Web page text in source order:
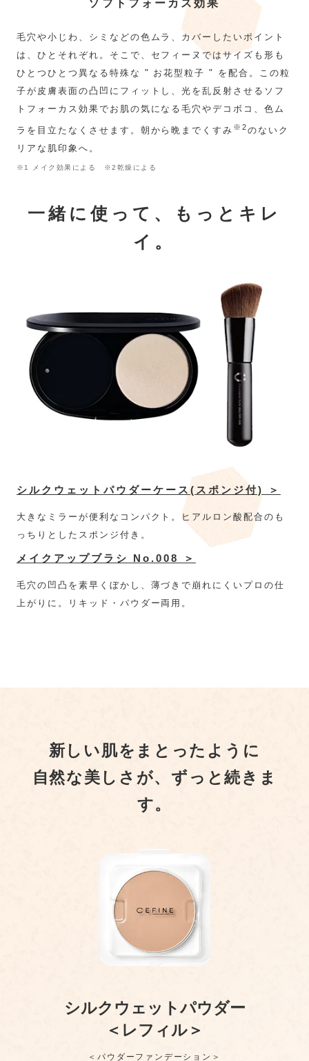
ソフトフォーカス効果
毛穴や小じわ、シミなどの色ムラ、カバーしたいポイント
は、ひとそれぞれ。そこで、セフィーヌではサイズも形も
ひとつひとつ異なる特殊な " お花型粒子 " を配合。この粒
子が皮膚表面の凸凹にフィットし、光を乱反射させるソフ
トフォーカス効果でお肌の気になる毛穴やデコボコ、色ム
ラを目立たなくさせます。朝から晩までくすみ ※2のないク
リアな肌印象へ。
※1 メイク効果による ※2乾燥による
一緒に使って、もっとキレ
イ。
シルクウェットパウダーケース(スポンジ付) ＞
大きなミラーが便利なコンパクト。ヒアルロン酸配合のも
っちりとしたスポンジ付き。
メイクアップブラシ No.008 ＞
毛穴の凹凸を素早くぼかし、薄づきで崩れにくいプロの仕
上がりに。リキッド・パウダー両用。
新しい肌をまとったように
自然な美しさが、ずっと続きま
す。
シルクウェットパウダー
＜レフィル＞
＜パウダーファンデーション＞